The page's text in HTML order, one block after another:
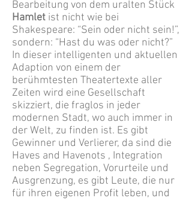
Bearbeitung von dem uralten Stück
Hamlet ist nicht wie bei
Shakespeare: “Sein oder nicht sein!”,
sondern: “Hast du was oder nicht?”
In dieser intelligenten und aktuellen
Adaption von einem der
berühmtesten Theatertexte aller
Zeiten wird eine Gesellschaft
skizziert, die fraglos in jeder
modernen Stadt, wo auch immer in
der Welt, zu finden ist. Es gibt
Gewinner und Verlierer, da sind die
Haves and Havenots , Integration
neben Segregation, Vorurteile und
Ausgrenzung, es gibt Leute, die nur
für ihren eigenen Profit leben, und